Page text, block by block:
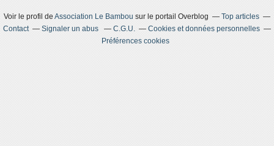
Voir le profil de Association Le Bambou sur le portail Overblog
Top articles
Contact
Signaler un abus C.G.U.
Cookies et données personnelles
Préférences cookies